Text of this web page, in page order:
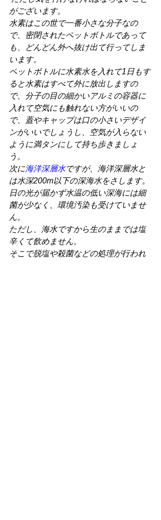
がございます。
水素はこの世で一番小さな分子なの
で、密閉されたペットボトルであって
も、どんどん外へ抜け出て行ってしま
います。
ペットボトルに水素水を入れて1日もす
ると水素はすべて外に放出しますの
で、分子の目の細かいアルミの容器に
入れて空気にも触れない方がいいの
で、蓋やキャップは口の小さいデザイ
ンがいいでしょうし、空気が入らない
ように満タンにして持ち歩きましょ
う。
次に海洋深層水ですが、海洋深層水と
は水深200m以下の深海水をさします。
日の光が届かず水温の低い深海には細
菌が少なく、環境汚染も受けていませ
ん。
ただし、海水ですから生のままでは塩
辛くて飲めません。
そこで脱塩や殺菌などの処理が行われ